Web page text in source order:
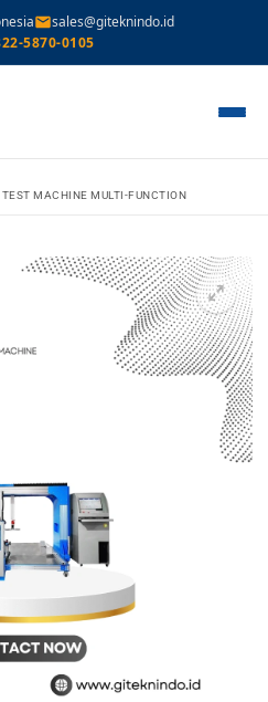
sales@giteknindo.id
5870-0105
MACHINE MULTI-FUNCTION
🔍